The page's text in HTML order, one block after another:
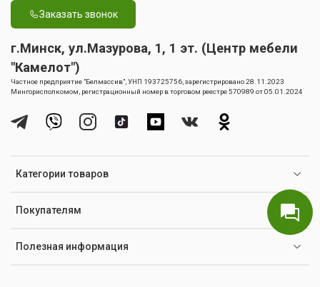
Категории товаров
Покупателям
Полезная информация
Заказать звонок
г.Минск, ул.Мазурова, 1, 1 эт. (Центр мебели
"Камелот")
Частное предприятие "Белмассив", УНП 193725756, зарегистрировано 28.11.2023
Мингорисполкомом, регистрационный номер в торговом реестре 570989 от 05.01.2024